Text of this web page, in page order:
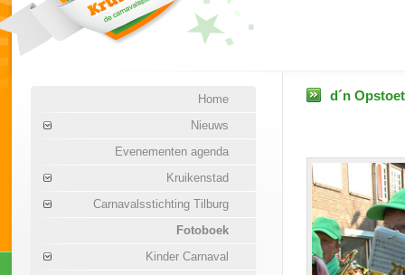
Home
Nieuws
Evenementen agenda
Kruikenstad
Carnavalsstichting Tilburg
Fotoboek
Kinder Carnaval
d´n